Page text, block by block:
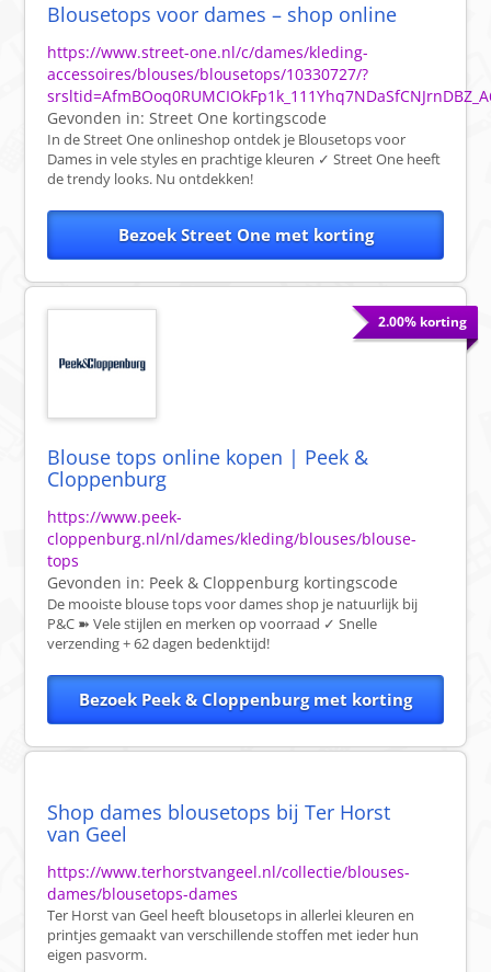
Blousetops voor dames – shop online
https://www.street-one.nl/c/dames/kleding-
accessoires/blouses/blousetops/10330727/?
Gevonden in:Street One kortingscode
In de Street One onlineshop ontdek je Blousetops voor
Dames in vele styles en prachtige kleuren ✓ Street One heeft
de trendy looks. Nu ontdekken!
Bezoek Street One met korting
2.00% korting
Blouse tops online kopen | Peek &
Cloppenburg
https://www.peek-
cloppenburg.nl/nl/dames/kleding/blouses/blouse-
tops
Gevonden in: Peek & Cloppenburg kortingscode
De mooiste blouse tops voor dames shop je natuurlijk bij
P&C ➽ Vele stijlen en merken op voorraad ✓ Snelle
verzending + 62 dagen bedenktijd!
Bezoek Peek & Cloppenburg met korting
Shop dames blousetops bij Ter Horst
van Geel
https://www.terhorstvangeel.nl/collectie/blouses-
dames/blousetops-dames
Ter Horst van Geel heeft blousetops in allerlei kleuren en
printjes gemaakt van verschillende stoffen met ieder hun
eigen pasvorm.